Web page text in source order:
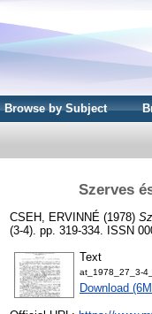
Browse by Subject
Szerves
CSEH, ERVINNÉ (1978)
(3-4). pp. 319-334. ISSN
Text
at_1978_27_3-
Download